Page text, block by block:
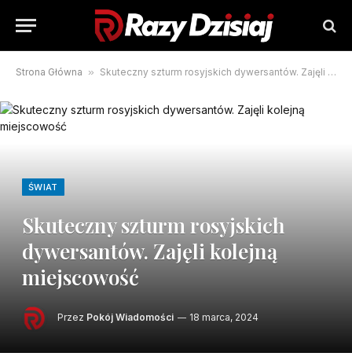
Strona Główna » Skuteczny szturm rosyjskich dywersantów. Zajęli kolejną miejscowość
ŚWIAT
Skuteczny szturm rosyjskich
dywersantów. Zajęli kolejną
miejscowość
Przez Pokój Wiadomości 18 marca, 2024